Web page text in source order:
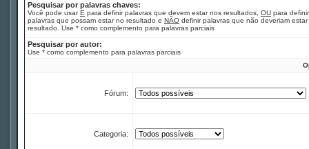
Pesquisar por palavras chaves:
Você pode usarE para definir palavras que devem estar nos resultados, OU para definir
palavras que possam estar no resultado e NÃO definir palavras que não deveriam
resultado. Use * como complemento para palavras parciais
Pesquisar por autor:
Use * como complemento para palavras parciais
Fórum:
Categoria: